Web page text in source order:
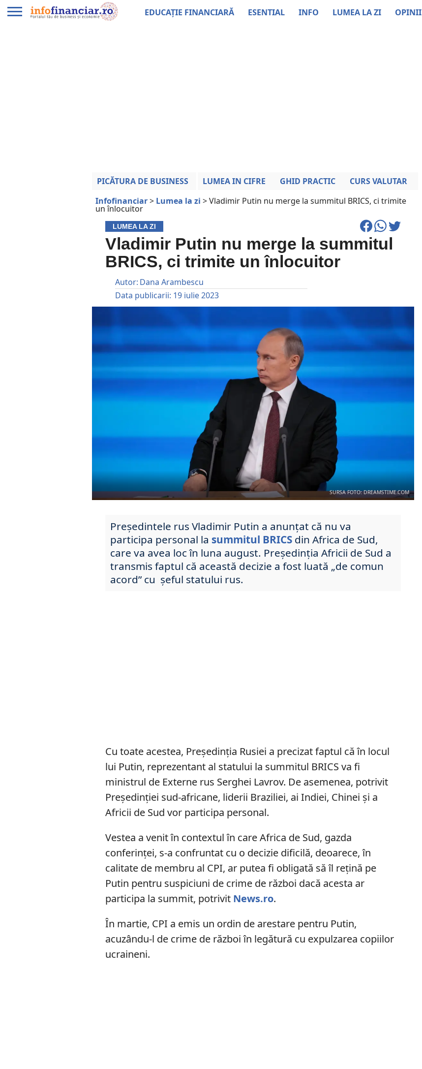
EDUCAȚIE FINANCIARĂ ESENTIAL INFO LUMEA LA ZI OPINII
PICĂTURA DE BUSINESS LUMEA IN CIFRE GHID PRACTIC
CURS VALUTAR
Infofinanciar> Lumea la zi >Vladimir Putin nu merge la summitul BRICS, ci trimite
un înlocuitor
LUMEA LA ZI
Vladimir Putin nu merge la summitul
BRICS, ci trimite un înlocuitor
Autor: Dana Arambescu
Data publicarii: 19 iulie 2023
SURSA FOTO: DREAMSTIME.COM
Președintele rus Vladimir Putin a anunțat că nu va
participa personal la summitul BRICS din Africa de Sud,
care va avea loc în luna august. Președinția Africii de Sud a
transmis faptul că această decizie a fost luată „de comun
acord” cu șeful statului rus.
Cu toate acestea, Președinția Rusiei a precizat faptul că în locul
lui Putin, reprezentant al statului la summitul BRICS va fi
ministrul de Externe rus Serghei Lavrov. De asemenea, potrivit
Președinției sud-africane, liderii Braziliei, ai Indiei, Chinei și a
Africii de Sud vor participa personal.
Vestea a venit în contextul în care Africa de Sud, gazda
conferinței, s-a confruntat cu o decizie dificilă, deoarece, în
calitate de membru al CPI, ar putea fi obligată să îl rețină pe
Putin pentru suspiciuni de crime de război dacă acesta ar
participa la summit, potrivit News.ro.
În martie, CPI a emis un ordin de arestare pentru Putin,
acuzându-l de crime de război în legătură cu expulzarea copiilor
ucraineni.